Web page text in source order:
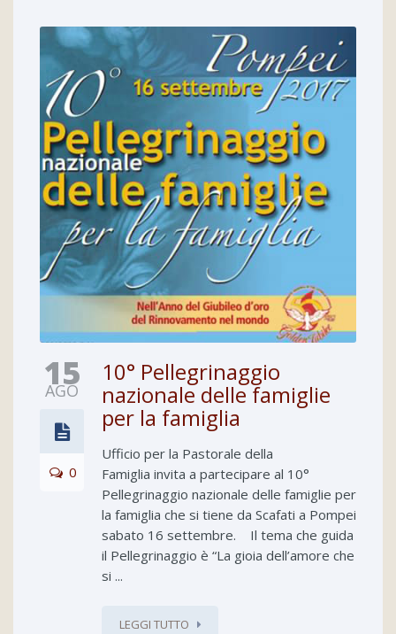
15
AGO
0
10° Pellegrinaggio
nazionale delle famiglie
per la famiglia
Ufficio per la Pastorale della
Famiglia invita a partecipare al 10°
Pellegrinaggio nazionale delle famiglie per
la famiglia che si tiene da Scafati a Pompei
sabato 16 settembre. Il tema che guida
il Pellegrinaggio è “La gioia dell’amore che
si ...
LEGGI TUTTO